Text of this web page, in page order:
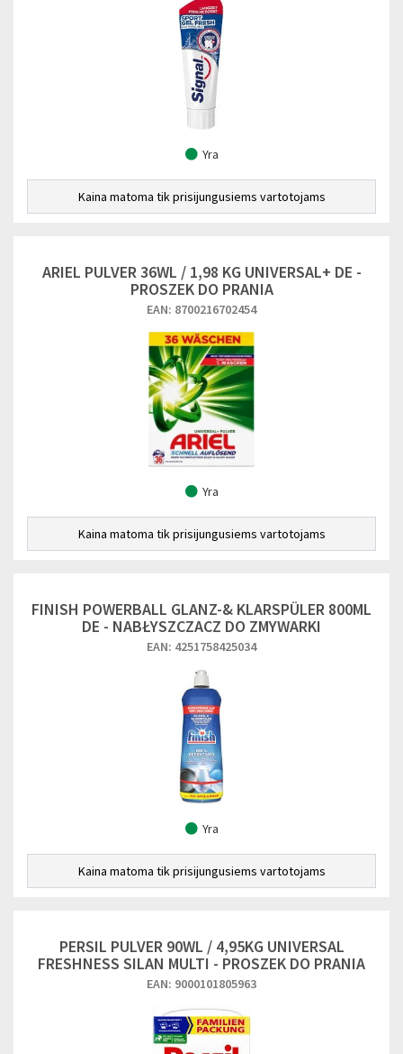
Yra
Kaina matoma tik prisijungusiems vartotojams
ARIEL PULVER 36WL / 1,98 KG UNIVERSAL+ DE -
PROSZEK DO PRANIA
EAN: 8700216702454
Yra
Kaina matoma tik prisijungusiems vartotojams
FINISH POWERBALL GLANZ-& KLARSPÜLER 800ML
DE - NABŁYSZCZACZ DO ZMYWARKI
EAN: 4251758425034
Yra
Kaina matoma tik prisijungusiems vartotojams
PERSIL PULVER 90WL / 4,95KG UNIVERSAL
FRESHNESS SILAN MULTI - PROSZEK DO PRANIA
EAN: 9000101805963